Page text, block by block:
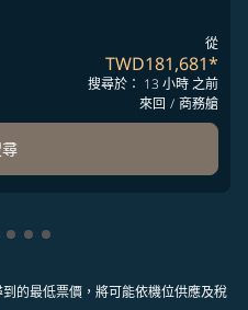
從
TWD181,681*
搜尋於： 13 小時 之前
來回 / 商務艙
pagination-showing-
cmp-pagination-showing-
示 cmp-pagination-
顯示 cmp-pagination-
顯示 cmp-pagination-
顯示 cmp-pagination-
的最低票價，將可能依機位供應及稅